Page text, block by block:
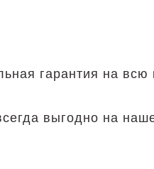
гарантия на всю
выгодно на